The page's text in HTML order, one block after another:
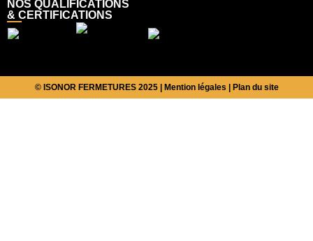
NOS QUALIFICATIONS
& CERTIFICATIONS
© ISONOR FERMETURES 2025 | Mention légales Plan du site